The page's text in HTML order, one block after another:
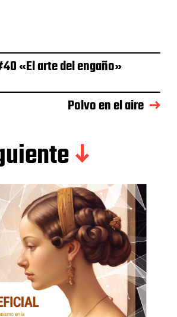
«El arte del engaño»
Polvo en el aire